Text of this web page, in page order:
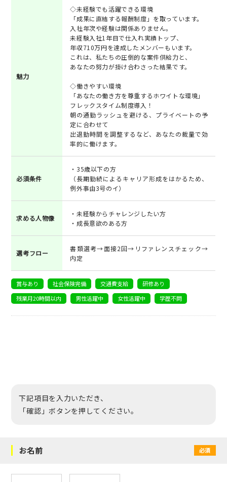
魅力
◇未経験でも活躍できる環境
「成果に直結する報酬制度」を取っています。
入社年次や経験は関係ありません。
未経験入社1年目で仕入れ実績トップ、
年収710万円を達成したメンバーもいます。
これは、私たちの圧倒的な案件供給力と、
あなたの努力が掛け合わさった結果です。
◇働きやすい環境
「あなたの働き方を尊重するホワイトな環境」
フレックスタイム制度導入！
朝の通勤ラッシュを避ける、プライベートの予
定に合わせて
出退勤時間を調整するなど、あなたの裁量で効
率的に働けます。
必須条件
・35歳以下の方
（長期勤続によるキャリア形成をはかるため、
例外事由3号のイ）
求める人物像
・未経験からチャレンジしたい方
・成長意欲のある方
選考フロー
書類選考→面接2回→リファレンスチェック→
内定
賞与あり 社会保険完備 交通費支給
研修あり
残業月20時間以内
男性活躍中 女性活躍中 学歴不問
下記項目を入力いただき、
「確認」ボタンを押してください。
お名前 必須